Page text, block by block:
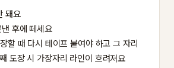
돼요
후에 떼세요
할 때 다시 테이프 붙여야 하고 그 자리
도장 시 가장자리 라인이 흐려져요